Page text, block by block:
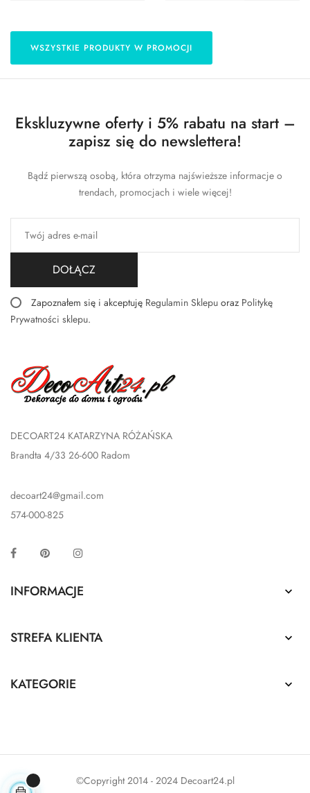
WSZYSTKIE PRODUKTY W PROMOCJI
Ekskluzywne oferty i 5% rabatu na start –
zapisz się do newslettera!
Bądź pierwszą osobą, która otrzyma najświeższe informacje o
trendach, promocjach i wiele więcej!
DOŁĄCZ
Zapoznałem się i akceptuję Regulamin Sklepu oraz Politykę
Prywatności sklepu.
DECOART24 KATARZYNA RÓŻAŃSKA
Brandta 4/33 26-600 Radom
decoart24@gmail.com
574-000-825
Facebook Pinterest
INFORMACJE 
STREFA KLIENTA 
KATEGORIE 
©Copyright 2014 - 2024 Decoart24.pl